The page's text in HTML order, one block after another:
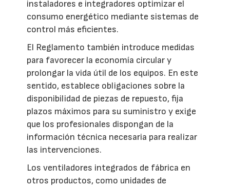
instaladores e integradores optimizar el
consumo energético mediante sistemas de
control más eficientes.
El Reglamento también introduce medidas
para favorecer la economía circular y
prolongar la vida útil de los equipos. En este
sentido, establece obligaciones sobre la
disponibilidad de piezas de repuesto, fija
plazos máximos para su suministro y exige
que los profesionales dispongan de la
información técnica necesaria para realizar
las intervenciones.
Los ventiladores integrados de fábrica en
otros productos, como unidades de